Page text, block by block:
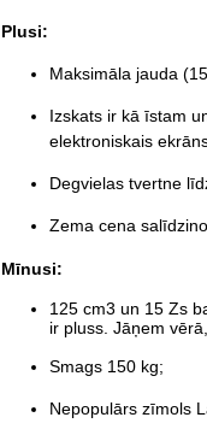
Plusi:
Maksimāla jauda
Izskats ir kā īstam
elektroniskais
Degvielas tvertne
Zema cena
Mīnusi:
125 cm3 un 15 Zs
ir pluss. Jāņem
Smags 150 kg;
Nepopulārs zīmols